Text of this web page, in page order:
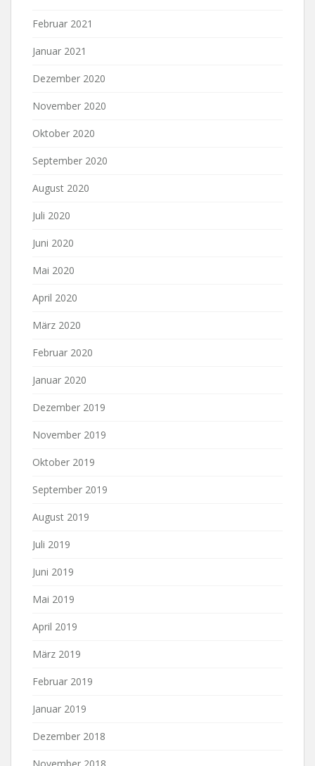
Februar 2021
Januar 2021
Dezember 2020
November 2020
Oktober 2020
September 2020
August 2020
Juli 2020
Juni 2020
Mai 2020
April 2020
März 2020
Februar 2020
Januar 2020
Dezember 2019
November 2019
Oktober 2019
September 2019
August 2019
Juli 2019
Juni 2019
Mai 2019
April 2019
März 2019
Februar 2019
Januar 2019
Dezember 2018